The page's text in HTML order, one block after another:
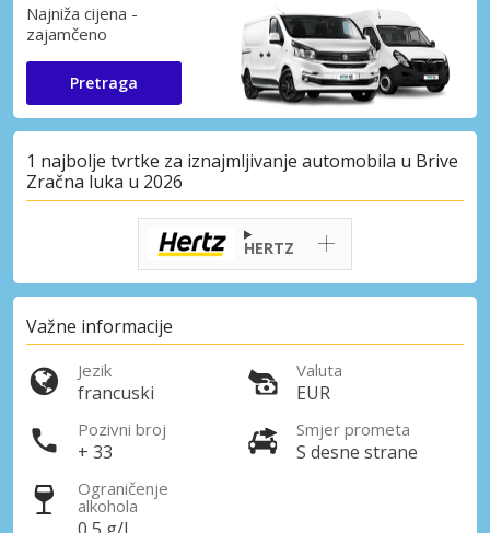
Najniža cijena -
zajamčeno
Pretraga
1 najbolje tvrtke za iznajmljivanje automobila u Brive
Zračna luka u 2026
HERTZ
Važne informacije
Jezik
francuski
Valuta
EUR
Pozivni broj
+ 33
Smjer prometa
S desne strane
Ograničenje
alkohola